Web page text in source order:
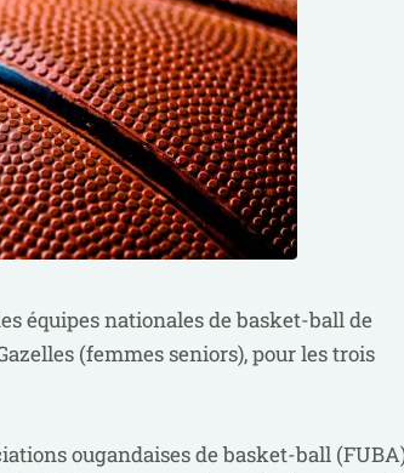
équipes nationales de basket-ball de
(femmes seniors), pour les trois
ougandaises de basket-ball